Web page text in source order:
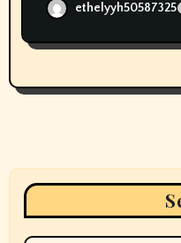
ethelyyh50587325